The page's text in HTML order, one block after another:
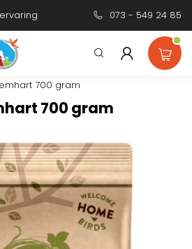
Persoonlijk
073 - 549 24 85
700 gram
700 gram